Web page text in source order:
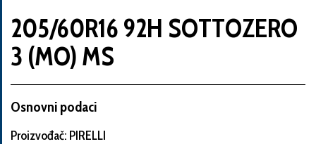
Vaša
Broj
205/60R16 92H SOTTOZERO
3 (MO) MS
Osnovni podaci
Proizvođač: PIRELLI